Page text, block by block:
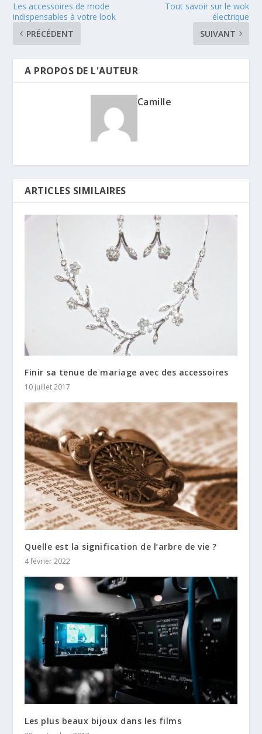
Les accessoires de mode
indispensables à votre look
PRÉCÉDENT
Tout savoir sur le wok
électrique
SUIVANT
A PROPOS DE L'AUTEUR
Camille
ARTICLES SIMILAIRES
Finir sa tenue de mariage avec des accessoires
10 juillet 2017
Quelle est la signification de l’arbre de vie ?
4 février 2022
Les plus beaux bijoux dans les films